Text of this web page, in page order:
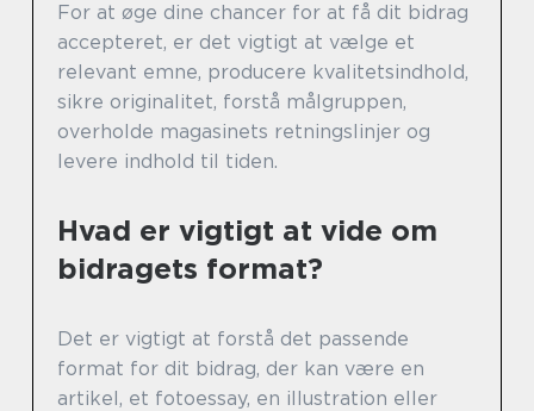
For at øge dine chancer for at få dit bidrag
accepteret, er det vigtigt at vælge et
relevant emne, producere kvalitetsindhold,
sikre originalitet, forstå målgruppen,
overholde magasinets retningslinjer og
levere indhold til tiden.
Hvad er vigtigt at vide om
bidragets format?
Det er vigtigt at forstå det passende
format for dit bidrag, der kan være en
artikel, et fotoessay, en illustration eller